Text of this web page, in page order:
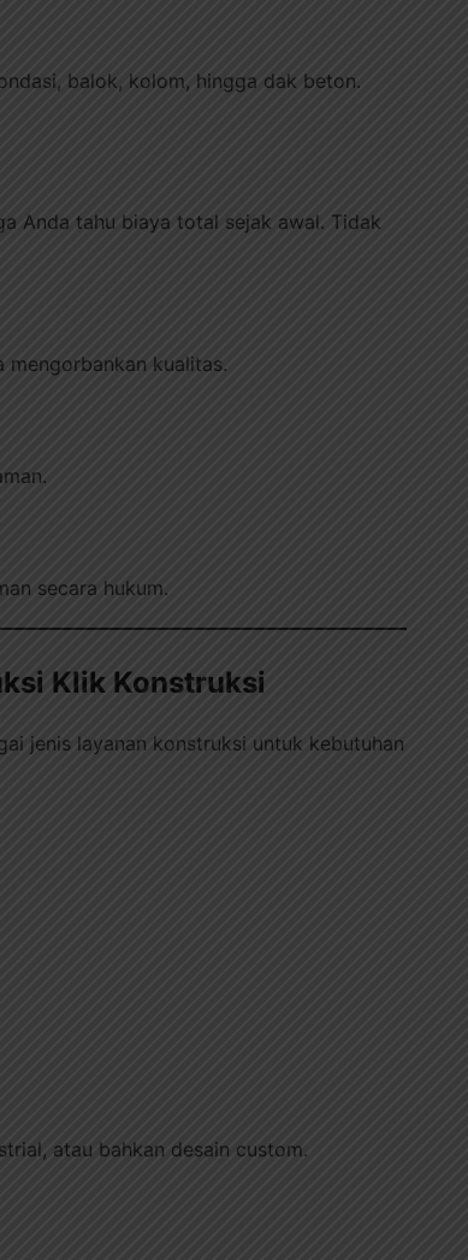
balok, kolom, hingga dak beton.
Anda tahu biaya total sejak awal. Tidak
mengorbankan kualitas.
secara hukum.
Klik Konstruksi
jenis layanan konstruksi untuk kebutuhan
atau bahkan desain custom.